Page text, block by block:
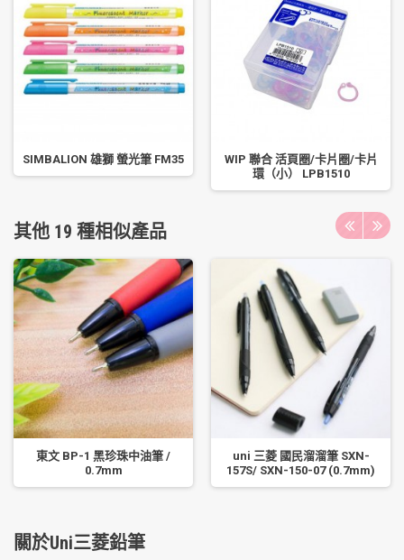
SIMBALION 雄獅 螢光筆 FM35
WIP 聯合 活頁圈/卡片圈/卡片
環（小） LPB1510
其他 19 種相似產品
東文 BP-1 黑珍珠中油筆 /
0.7mm
uni 三菱 國民溜溜筆 SXN-
157S/ SXN-150-07 (0.7mm)
關於Uni三菱鉛筆